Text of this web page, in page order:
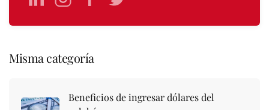
Misma categoría
Beneficios de ingresar dólares del